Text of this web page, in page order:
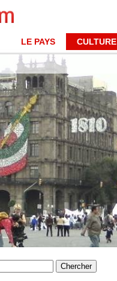
LE PAYS CULTURE